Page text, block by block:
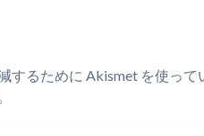
するために Akismet を使って
。